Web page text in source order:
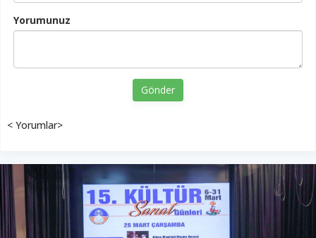
Yorumunuz
Gönder
< Yorumlar>